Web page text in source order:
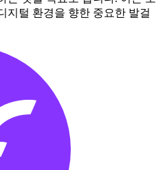
지털 환경을 향한 중요한 발걸